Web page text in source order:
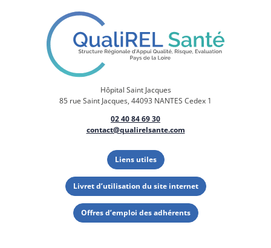
Hôpital Saint Jacques
85 rue Saint Jacques, 44093 NANTES Cedex 1
02 40 84 69 30
contact@qualirelsante.com
Liens utiles
Livret d’utilisation du site internet
Offres d’emploi des adhérents